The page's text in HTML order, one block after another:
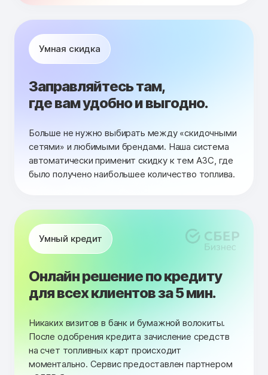
Умная скидка
Заправляйтесь там,
где вам удобно и выгодно.
Больше не нужно выбирать между «скидочными
сетями» и любимыми брендами. Наша система
автоматически применит скидку к тем АЗС, где
было получено наибольшее количество топлива.
Умный кредит
Онлайн решение по кредиту
для всех клиентов за 5 мин.
Никаких визитов в банк и бумажной волокиты.
После одобрения кредита зачисление средств
на счет топливных карт происходит
моментально. Сервис предоставлен партнером